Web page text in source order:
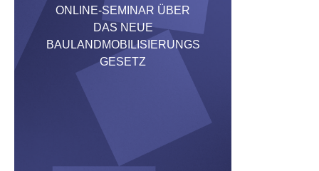
ONLINE-SEMINAR ÜBER
DAS NEUE
BAULANDMOBILISIERUNGS
GESETZ